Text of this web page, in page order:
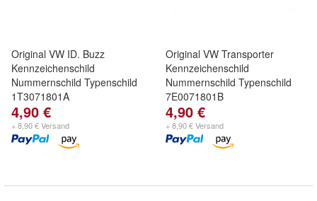
Original VW ID. Buzz
Kennzeichenschild
Nummernschild Typenschild
1T3071801A
4,90 €
+ 8,90 € Versand
Original VW Transporter
Kennzeichenschild
Nummernschild Typenschild
7E0071801B
4,90 €
+ 8,90 € Versand